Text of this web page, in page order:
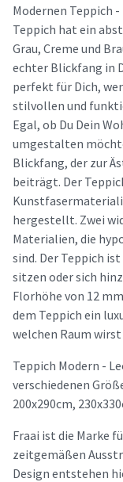
Modernen Teppich
Teppich hat ein
Grau, Creme und
echter Blickfang in
perfekt für Dich,
stilvollen und
Egal, ob Du Dein
umgestalten
Blickfang, der zur
beiträgt. Der
hergestellt. Zwei
Materialien, die
sind. Der Teppich
sitzen oder sich
Florhöhe von 12
dem Teppich ein
welchen Raum
Teppich Modern -
verschiedenen
200x290cm,
Fraai ist die Marke
zeitgemäßen
Design entstehen